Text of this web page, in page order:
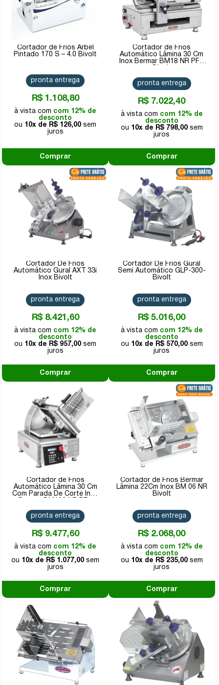
Cortador de Frios Arbel
Pintado 170 S – 4.0 Bivolt
R$ 1.108,80
com 12% de
desconto
10x de
R$ 126,00
pronta entrega
Comprar
Cortador de Frios
Automático Lâmina 30 Cm
Inox Bermar BM18 NR PF -
R$ 7.022,40
com 12% de
desconto
10x de
R$ 798,00
pronta entrega
Comprar
Cortador De Frios
Automático Gural AXT 33i
Inox Bivolt
R$ 8.421,60
com 12% de
desconto
10x de
R$ 957,00
pronta entrega
Comprar
Cortador De Frios Gural
Semi Automático GLP-300-
Bivolt
R$ 5.016,00
com 12% de
desconto
10x de
R$ 570,00
pronta entrega
Comprar
Cortador de Frios
Automático Lâmina 30 Cm
Com Parada De Corte Inox
R$ 9.477,60
com 12% de
desconto
10x de
R$ 1.077,00
pronta entrega
Comprar
Cortador de Frios Bermar
Lâmina 22Cm Inox BM 06 NR
Bivolt
R$ 2.068,00
com 12% de
desconto
10x de
R$ 235,00
pronta entrega
Comprar